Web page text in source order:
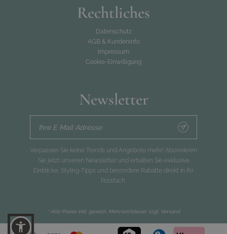
Rechtliches
Datenschutz
AGB & Kundeninfo
Impressum
Cookie-Einwilligung
Newsletter
Ihre E Mail Adresse
Verpassen Sie keine Trends und Angebote mehr! Abonnieren
Sie jetzt unseren Newsletter und erhalten Sie exklusive
Einblicke, Styling-Tipps und besondere Rabatte direkt in Ihr
Postfach.
* Alle Preise inkl. gesetzl. Mehrwertsteuer zzgl. Versand